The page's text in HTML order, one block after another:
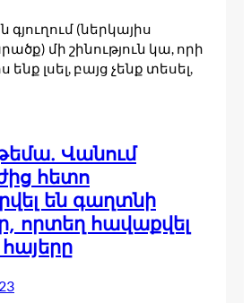
(ներկայիս
մի շինություն կա, որի
լսել, բայց չենք տեսել,
Վանում
հետո
են գաղտնի
որտեղ հավաքվել